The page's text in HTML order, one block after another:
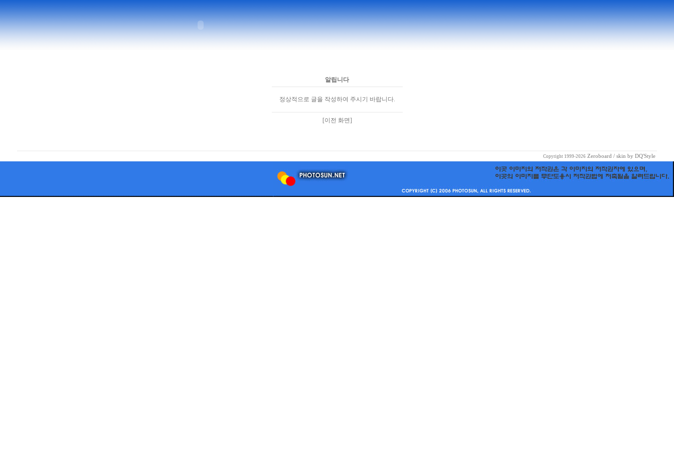
알립니다
정상적으로 글을 작성하여 주시기 바랍니다.
[이전 화면]
Copyright 1999-2026 Zeroboard / skin by DQ'Style